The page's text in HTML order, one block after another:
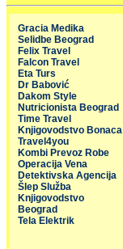
Gracia Medika
Selidbe Beograd
Felix Travel
Falcon Travel
Eta Turs
Dr Babović
Dakom Style
Nutricionista Beograd
Time Travel
Knjigovodstvo Bonaca
Travel4you
Kombi Prevoz Robe
Operacija Vena
Detektivska Agencija
Šlep Služba
Knjigovodstvo
Beograd
Tela Elektrik